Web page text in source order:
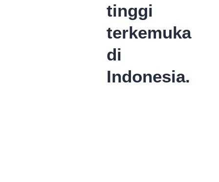
tinggi
terkemuka
di
Indonesia.